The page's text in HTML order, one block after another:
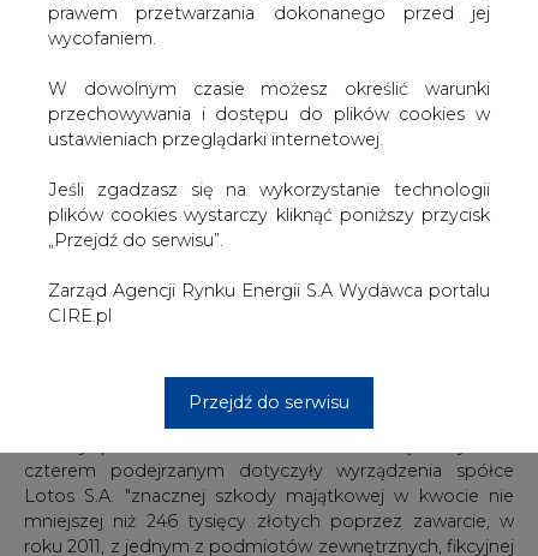
prawem przetwarzania dokonanego przed jej
wycofaniem.
W dowolnym czasie możesz określić warunki
przechowywania i dostępu do plików cookies w
ustawieniach przeglądarki internetowej.
Jeśli zgadzasz się na wykorzystanie technologii
plików cookies wystarczy kliknąć poniższy przycisk
„Przejdź do serwisu”.
Zarząd Agencji Rynku Energii S.A Wydawca portalu
CIRE.pl
Przejdź do serwisu
Decyzję o skierowanie do Sądu Rejonowego Gdańsk-
Południe wniosku o tymczasowy areszt dla byłego
(zgodził się on na podawanie danych osobowych)
podjęła w środę Prokuratura Regionalna w Gdańsku po
tym, jak postawiła Olechnowiczowi i trzem innych
Niejawne posiedzenie sądu dotyczące tymczasowego
aresztowania odbyło się w czwartek. Po jego
Kaczmarek poinformował media, iż "sąd uznał, że nie ma
podstaw zastosowania żadnych środków
czterem podejrzanym dotyczyły wyrządzenia spółce
Lotos S.A. "znacznej szkody majątkowej w kwocie nie
mniejszej niż 246 tysięcy złotych poprzez zawarcie, w
roku 2011, z jednym z podmiotów zewnętrznych, fikcyjnej